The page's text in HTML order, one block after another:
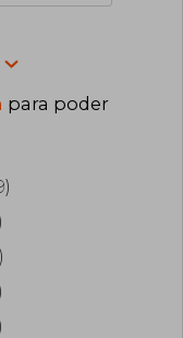
para poder